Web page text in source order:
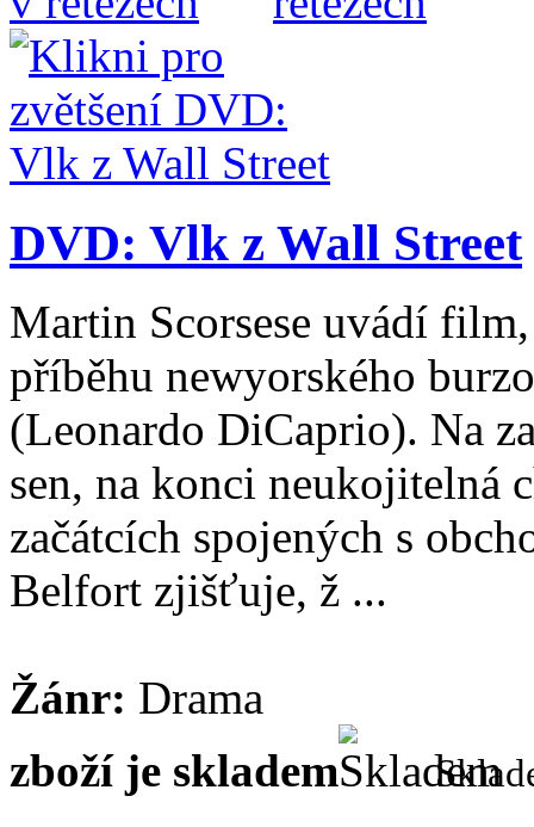
DVD: Vlk z Wall Street
Martin Scorsese uvádí
příběhu newyorského
(Leonardo DiCaprio). Na
sen, na konci neukojitelná
začátcích spojených s
Belfort zjišťuje, ž ...
Žánr: Drama
zboží je skladem